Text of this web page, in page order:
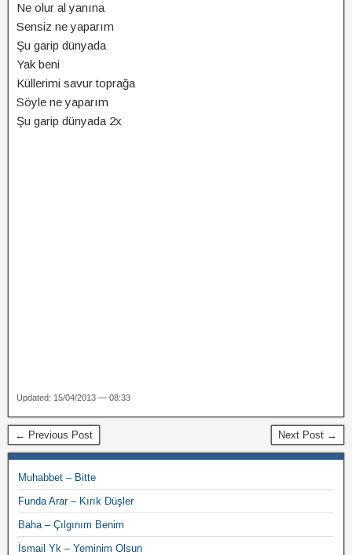
Ne olur al yanına
Sensiz ne yaparım
Şu garip dünyada
Yak beni
Küllerimi savur toprağa
Söyle ne yaparım
Şu garip dünyada 2x
Updated: 15/04/2013 — 08:33
← Previous Post Next Post →
Muhabbet – Bitte
Funda Arar – Kırık Düşler
Baha – Çılgınım Benim
İsmail Yk – Yeminim Olsun